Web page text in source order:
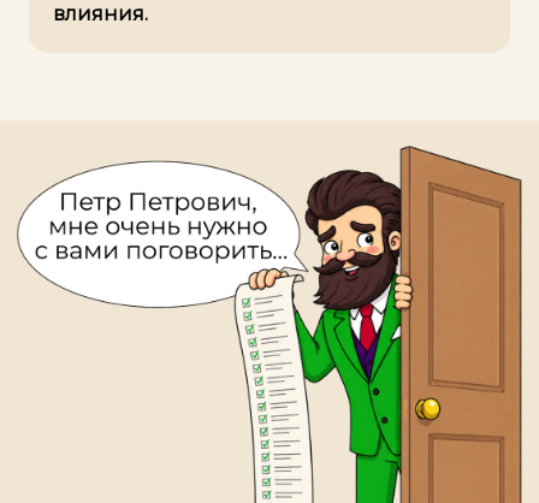
влияния.